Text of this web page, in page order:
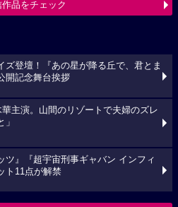
品をチェック
ズ登壇！『あの星が降る丘で、君とま
開記念舞台挨拶
主演。山間のリゾートで夫婦のズレ
ツ』『超宇宙刑事ギャバン インフィ
ト11点が解禁